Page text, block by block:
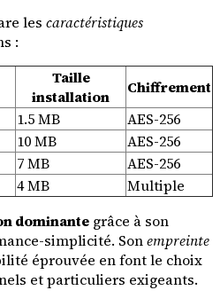
les caractéristiques
:
Taille
installation
Chiffrement
1.5 MB
AES-256
10 MB
AES-256
7 MB
AES-256
4 MB
Multiple
dominante grâce à son
simplicité. Sonempreinte
éprouvée en font le choix
et particuliers exigeants.